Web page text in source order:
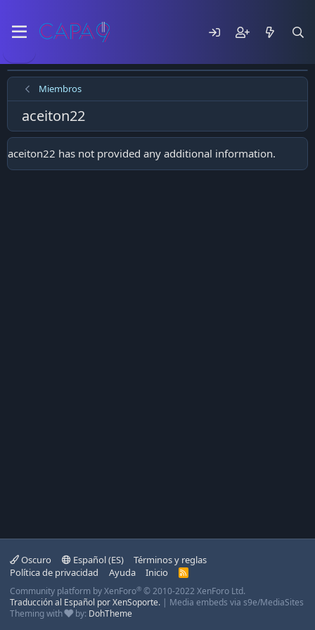
Miembros
aceiton22
aceiton22 has not provided any additional information.
Oscuro Español (ES)
Términos y reglas
Política de privacidad
Ayuda Inicio
R
S
Community platform by XenForo® © 2010-2022 XenForo Ltd.
Traducción al Español por XenSoporte. | Media embeds via s9e/MediaSites
Theming with
by: DohTheme